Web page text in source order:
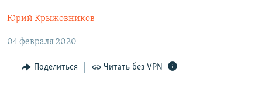
Вернутся
навигации
Вернутся
МНЕНИЯ
КУЛЬТУРА
IDEL.РЕАЛИИ
Юрий Крыжовников
04 февраля 2020
Поделиться Читать без VPN